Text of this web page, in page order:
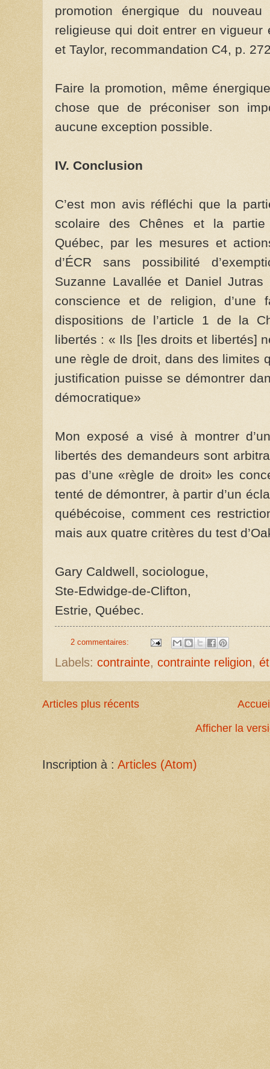
promotion énergique du
religieuse qui doit entrer en
et Taylor, recommandation C4, p.
Faire la promotion, même
chose que de préconiser son
aucune exception possible.
IV. Conclusion
C’est mon avis réfléchi que la
scolaire des Chênes et la
Québec, par les mesures et
d’ÉCR sans possibilité
Suzanne Lavallée et Daniel
conscience et de religion,
dispositions de l’article 1 de la
libertés : « Ils [les droits et libertés]
une règle de droit, dans des limites
justification puisse se démontrer
démocratique»
Mon exposé a visé à montrer
libertés des demandeurs sont
pas d’une «règle de droit» les
tenté de démontrer, à partir d’un
québécoise, comment ces
mais aux quatre critères du test
Gary Caldwell, sociologue,
Ste-Edwidge-de-Clifton,
Estrie, Québec.
2 commentaires:
Labels: contrainte, contrainte religion,
Articles plus récents
Afficher la
Inscription à : Articles (Atom)